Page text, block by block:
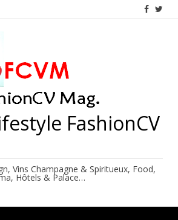
FashionCV
Vins Champagne & Spiritueux, Food,
Hôtels & Palace…